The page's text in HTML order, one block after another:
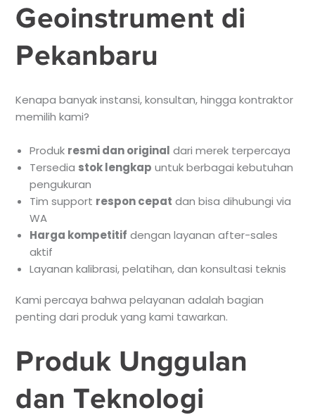
Geoinstrument di
Pekanbaru
Kenapa banyak instansi, konsultan, hingga kontraktor
memilih kami?
Produk resmi dan original dari merek terpercaya
Tersedia stok lengkap untuk berbagai kebutuhan
pengukuran
Tim support respon cepat dan bisa dihubungi via
WA
Harga kompetitif dengan layanan after-sales
aktif
Layanan kalibrasi, pelatihan, dan konsultasi teknis
Kami percaya bahwa pelayanan adalah bagian
penting dari produk yang kami tawarkan.
Produk Unggulan
dan Teknologi